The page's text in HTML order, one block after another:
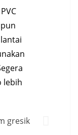
lebih